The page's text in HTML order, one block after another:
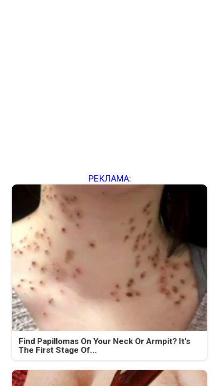
РЕКЛАМА:
Find Papillomas On Your Neck Or Armpit? It's
The First Stage Of...